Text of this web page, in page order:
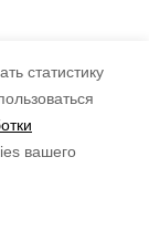
статистику
вашего